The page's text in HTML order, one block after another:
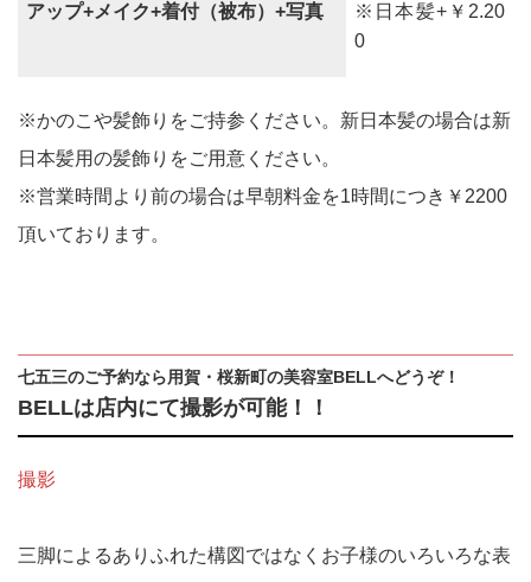
アップ+メイク+着付（被布）+写真
※日本髪+￥2.20
0
※かのこや髪飾りをご持参ください。新日本髪の場合は新
日本髪用の髪飾りをご用意ください。
※営業時間より前の場合は早朝料金を1時間につき￥2200
頂いております。
七五三のご予約なら用賀・桜新町の美容室BELLへどうぞ！
BELLは店内にて撮影が可能！！
撮影
三脚によるありふれた構図ではなくお子様のいろいろな表